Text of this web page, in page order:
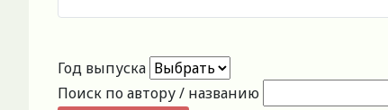
Год выпуска
Поиск по автору / названию